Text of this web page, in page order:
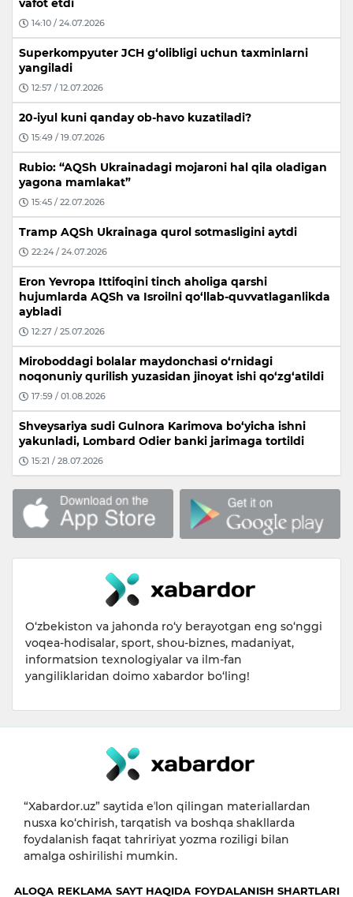
vafot etdi
14:10 / 24.07.2026
Superkompyuter JCH g‘olibligi uchun taxminlarni
yangiladi
12:57 / 12.07.2026
20-iyul kuni qanday ob-havo kuzatiladi?
15:49 / 19.07.2026
Rubio: “AQSh Ukrainadagi mojaroni hal qila oladigan
yagona mamlakat”
15:45 / 22.07.2026
Tramp AQSh Ukrainaga qurol sotmasligini aytdi
22:24 / 24.07.2026
Eron Yevropa Ittifoqini tinch aholiga qarshi
hujumlarda AQSh va Isroilni qo‘llab-quvvatlaganlikda
aybladi
12:27 / 25.07.2026
Miroboddagi bolalar maydonchasi o‘rnidagi
noqonuniy qurilish yuzasidan jinoyat ishi qo‘zg‘atildi
17:59 / 01.08.2026
Shveysariya sudi Gulnora Karimova bo‘yicha ishni
yakunladi, Lombard Odier banki jarimaga tortildi
15:21 / 28.07.2026
O‘zbekiston va jahonda ro‘y berayotgan eng so‘nggi
voqea-hodisalar, sport, shou-biznes, madaniyat,
informatsion texnologiyalar va ilm-fan
yangiliklaridan doimo xabardor bo‘ling!
“Xabardor.uz” saytida eʼlon qilingan materiallardan
nusxa ko‘chirish, tarqatish va boshqa shakllarda
foydalanish faqat tahririyat yozma roziligi bilan
amalga oshirilishi mumkin.
ALOQA REKLAMA SAYT HAQIDA FOYDALANISH SHARTLARI